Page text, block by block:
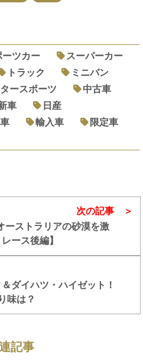
ーツカー
スーパーカー
トラック
ミニバン
ースポーツ
中古車
車
日産
輸入車
限定車
＆ダイハツ・ハイゼット！
味は？
次の記事
ーストラリアの砂漠を激
ース後編】
記事